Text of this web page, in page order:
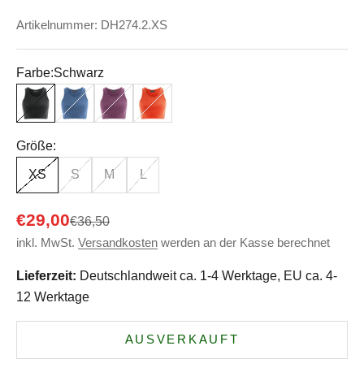
Artikelnummer: DH274.2.XS
Farbe:Schwarz
SchwarzBlueberryPurple Brick
Größe:
XS S M L
Angebot
€29,00Regulärer Preis
€36,50
inkl. MwSt. Versandkosten werden an der Kasse berechnet
Lieferzeit: Deutschlandweit ca. 1-4 Werktage, EU ca. 4-
12 Werktage
AUSVERKAUFT